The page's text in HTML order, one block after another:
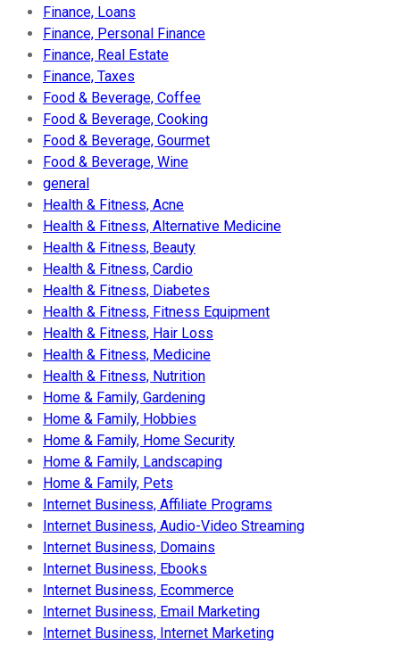
Finance, Loans
Finance, Personal Finance
Finance, Real Estate
Finance, Taxes
Food & Beverage, Coffee
Food & Beverage, Cooking
Food & Beverage, Gourmet
Food & Beverage, Wine
general
Health & Fitness, Acne
Health & Fitness, Alternative Medicine
Health & Fitness, Beauty
Health & Fitness, Cardio
Health & Fitness, Diabetes
Health & Fitness, Fitness Equipment
Health & Fitness, Hair Loss
Health & Fitness, Medicine
Health & Fitness, Nutrition
Home & Family, Gardening
Home & Family, Hobbies
Home & Family, Home Security
Home & Family, Landscaping
Home & Family, Pets
Internet Business, Affiliate Programs
Internet Business, Audio-Video Streaming
Internet Business, Domains
Internet Business, Ebooks
Internet Business, Ecommerce
Internet Business, Email Marketing
Internet Business, Internet Marketing